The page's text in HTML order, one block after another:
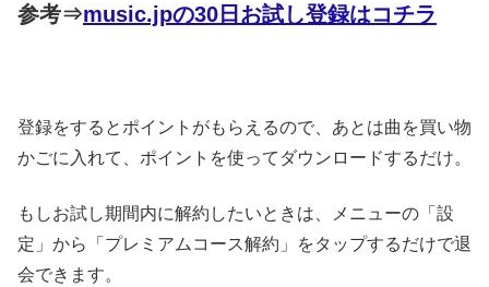
参考⇒music.jpの30日お試し登録はコチラ
登録をするとポイントがもらえるので、あとは曲を買い物
かごに入れて、ポイントを使ってダウンロードするだけ。
もしお試し期間内に解約したいときは、メニューの「設
定」から「プレミアムコース解約」をタップするだけで退
会できます。